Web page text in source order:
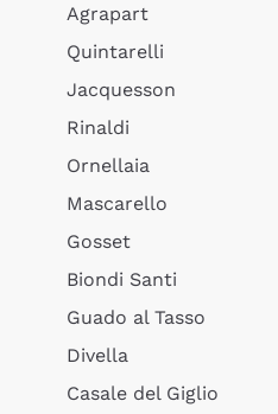
Agrapart
Quintarelli
Jacquesson
Rinaldi
Ornellaia
Mascarello
Gosset
Biondi Santi
Guado al Tasso
Divella
Casale del Giglio